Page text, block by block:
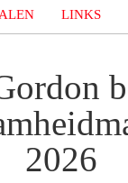
LINKS
2026